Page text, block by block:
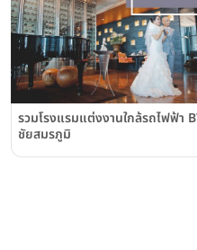
รวมโรงแรมแต่งงานใกล้รถไฟฟ้า
ชัยสมรภูมิ